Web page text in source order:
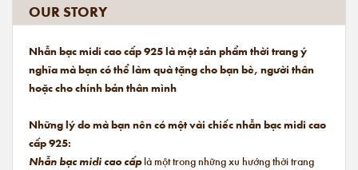
OUR STORY
Nhẫn bạc midi cao cấp 925 là một sản phẩm thời trang ý
nghĩa mà bạn có thể làm quà tặng cho bạn bè, người thân
hoặc cho chính bản thân mình
Những lý do mà bạn nên có một vài chiếc nhẫn bạc midi cao
cấp 925:
Nhẫn bạc midi cao cấplà một trong những xu hướng thời trang